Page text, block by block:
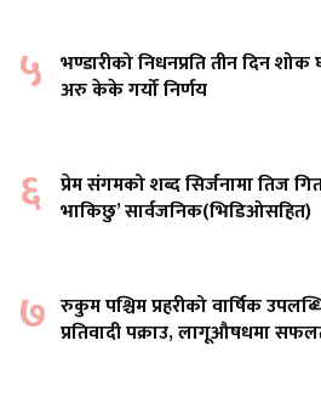
५ भण्डारीको निधनप्रति तीन दिन शोक
अरु केके गर्यो निर्णय
६ प्रेम संगमको शब्द सिर्जनामा तिज
भाकिछु’ सार्वजनिक(भिडिओसहित)
७ रुकुम पश्चिम प्रहरीको वार्षिक
प्रतिवादी पक्राउ, लागूऔषधमा